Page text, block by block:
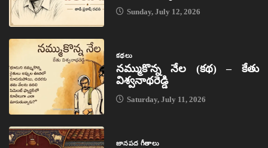
Sunday, July 12, 2026
కథలు
నమ్ముకొన్న నేల (కథ) – కేతు
విశ్వనాథరెడ్డి
Saturday, July 11, 2026
జానపద గీతాలు